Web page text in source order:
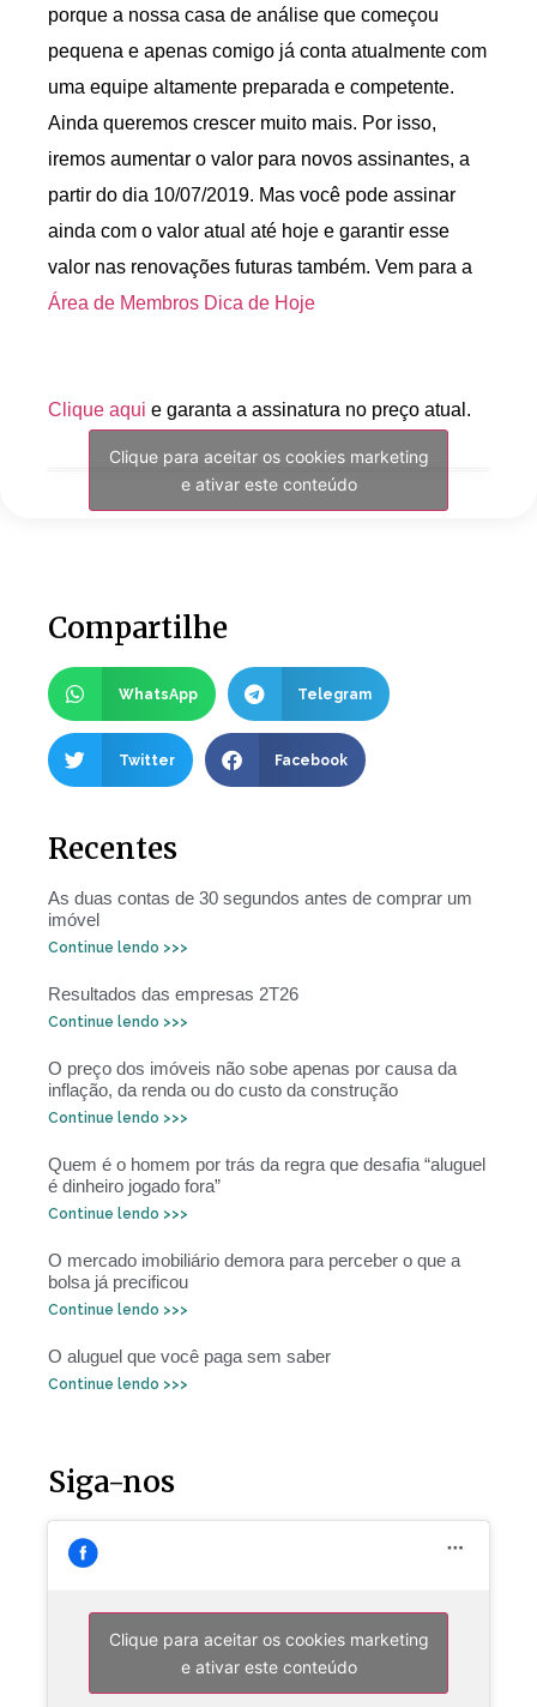
porque a nossa casa de análise que começou
pequena e apenas comigo já conta atualmente com
uma equipe altamente preparada e competente.
Ainda queremos crescer muito mais. Por isso,
iremos aumentar o valor para novos assinantes, a
partir do dia 10/07/2019. Mas você pode assinar
ainda com o valor atual até hoje e garantir esse
valor nas renovações futuras também. Vem para a
Área de Membros Dica de Hoje
Clique aqui e garanta a assinatura no preço atual.
Clique para aceitar os cookies marketing
e ativar este conteúdo
Compartilhe
WhatsApp Telegram
Twitter Facebook
Recentes
As duas contas de 30 segundos antes de comprar um
imóvel
Continue lendo >>>
Resultados das empresas 2T26
Continue lendo >>>
O preço dos imóveis não sobe apenas por causa da
inflação, da renda ou do custo da construção
Continue lendo >>>
Quem é o homem por trás da regra que desafia “aluguel
é dinheiro jogado fora”
Continue lendo >>>
O mercado imobiliário demora para perceber o que a
bolsa já precificou
Continue lendo >>>
O aluguel que você paga sem saber
Continue lendo >>>
Siga-nos
Clique para aceitar os cookies marketing
e ativar este conteúdo